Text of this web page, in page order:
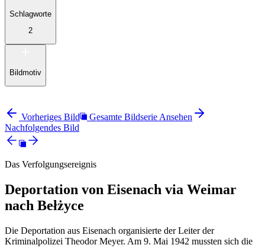
Schlagworte
2
Bildmotiv
Vorheriges Bild
Gesamte Bildserie Ansehen
Nachfolgendes Bild
Das Verfolgungsereignis
Deportation von Eisenach via Weimar
nach Bełżyce
Die Deportation aus Eisenach organisierte der Leiter der
Kriminalpolizei Theodor Meyer. Am 9. Mai 1942 mussten sich die